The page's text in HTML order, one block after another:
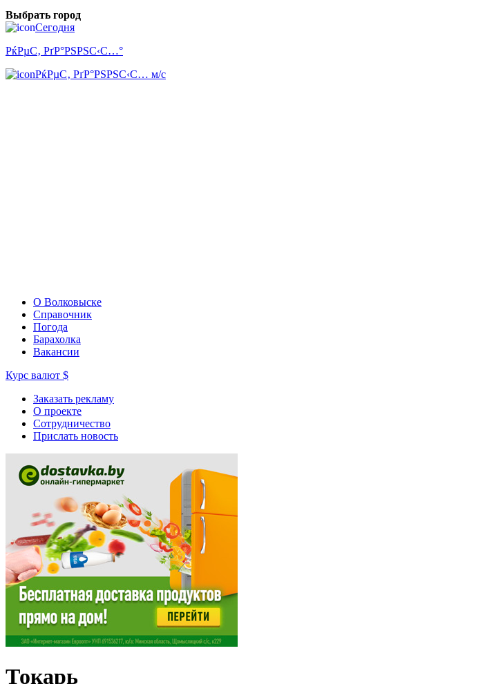
Выбрать город
Сегодня
РќРµС‚ РґР°РЅРЅС‹С…°
РќРµС‚ РґР°РЅРЅС‹С… м/с
О Волковыске
Справочник
Погода
Барахолка
Вакансии
Курс валют $
Заказать рекламу
О проекте
Сотрудничество
Прислать новость
Токарь